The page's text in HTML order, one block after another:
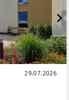
29.07.2026